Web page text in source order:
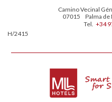
Camino Vecinal
07015
Palma de
Tel. +34
H/2415